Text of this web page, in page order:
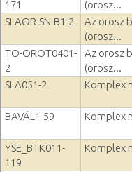
171
(orosz...
SLAOR-SN-B1-2
Az orosz
(orosz...
TO-OROT0401-
2
Az orosz
(orosz...
SLA051-2
Komplex
BAVÁL1-59
Komplex
YSE_BTK011-
119
Komplex